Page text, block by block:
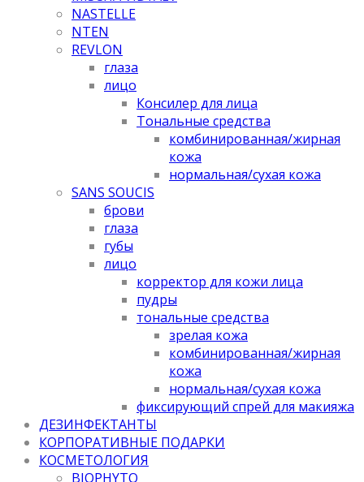
NASTELLE
NTEN
REVLON
глаза
лицо
Консилер для лица
Тональные средства
комбинированная/жирная
кожа
нормальная/cухая кожа
SANS SOUCIS
брови
глаза
губы
лицо
корректор для кожи лица
пудры
тональные средства
зрелая кожа
комбинированная/жирная
кожа
нормальная/cухая кожа
фиксирующий спрей для макияжа
ДЕЗИНФЕКТАНТЫ
КОРПОРАТИВНЫЕ ПОДАРКИ
КОСМЕТОЛОГИЯ
BIOPHYTO